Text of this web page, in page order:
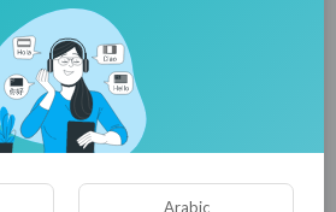
за отставку
конец целой эпохи.
ЛДПМ останется без
ресурса, да и Гимпу не
выборов.
Arabic